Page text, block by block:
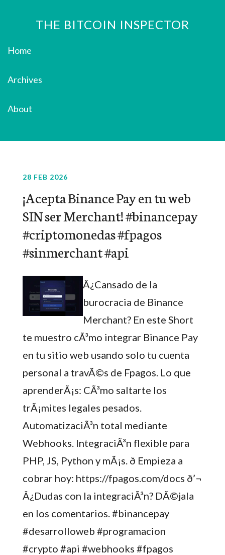
THE BITCOIN INSPECTOR
Home
Archives
About
28 FEB 2026
¡Acepta Binance Pay en tu web
SIN ser Merchant! #binancepay
#criptomonedas #fpagos
#sinmerchant #api
Â¿Cansado de la
burocracia de Binance
Merchant? En este Short
te muestro cÃ³mo integrar Binance Pay
en tu sitio web usando solo tu cuenta
personal a travÃ©s de Fpagos. Lo que
aprenderÃ¡s: CÃ³mo saltarte los
trÃ¡mites legales pesados.
AutomatizaciÃ³n total mediante
Webhooks. IntegraciÃ³n flexible para
PHP, JS, Python y mÃ¡s. ð Empieza a
cobrar hoy: https://fpagos.com/docs ð’¬
Â¿Dudas con la integraciÃ³n? DÃ©jala
en los comentarios. #binancepay
#desarrolloweb #programacion
#crypto #api #webhooks #fpagos